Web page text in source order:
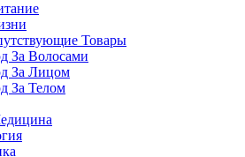
Товары
За Волосами
За Лицом
За Телом